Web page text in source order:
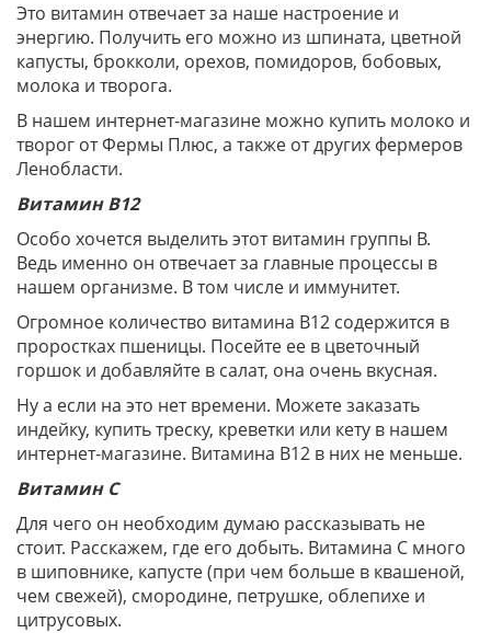
Это витамин отвечает за наше настроение и
энергию. Получить его можно из шпината, цветной
капусты, брокколи, орехов, помидоров, бобовых,
молока и творога.
В нашем интернет-магазине можно купить молоко и
творог от Фермы Плюс, а также от других фермеров
Ленобласти.
Витамин В12
Особо хочется выделить этот витамин группы В.
Ведь именно он отвечает за главные процессы в
нашем организме. В том числе и иммунитет.
Огромное количество витамина В12 содержится в
проростках пшеницы. Посейте ее в цветочный
горшок и добавляйте в салат, она очень вкусная.
Ну а если на это нет времени. Можете заказать
индейку, купить треску, креветки или кету в нашем
интернет-магазине. Витамина В12 в них не меньше.
Витамин С
Для чего он необходим думаю рассказывать не
стоит. Расскажем, где его добыть. Витамина С много
в шиповнике, капусте (при чем больше в квашеной,
чем свежей), смородине, петрушке, облепихе и
цитрусовых.